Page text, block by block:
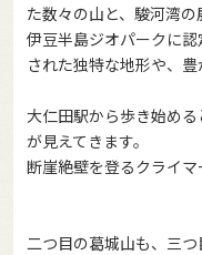
た数々の山と、駿河湾の
伊豆半島ジオパークに
された独特な地形や、
大仁田駅から歩き始め
が見えてきます。
断崖絶壁を登るクライマ
二つ目の葛城山も、三